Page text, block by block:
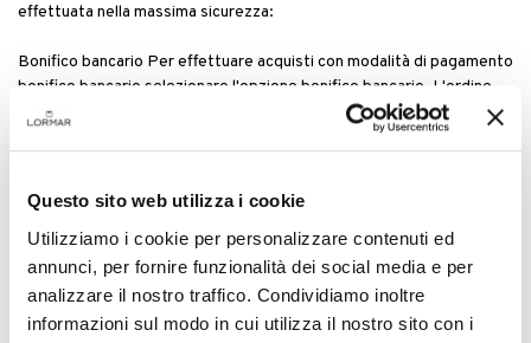
Questo sito web utilizza i cookie
Utilizziamo i cookie per personalizzare contenuti ed
annunci, per fornire funzionalità dei social media e per
analizzare il nostro traffico. Condividiamo inoltre
informazioni sul modo in cui utilizza il nostro sito con i
effettuata nella massima sicurezza:
Bonifico bancario Per effettuare acquisti con modalità di pagamento
bonifico bancario selezionare l'opzione bonifico bancario. L'ordine
verrà evaso al ricevimento della notifica di accredito su conto
corrente. Le coordinate bancarie per effettuare il pagamento sono:
transazione sarà effettuata nel rispetto delle norme di sicurezza
bancaria e dei dati comunicati dall'acquirente.
È per questo che ci adoperiamo per acquisire tutte le certificazioni
in tutta tranquillità.